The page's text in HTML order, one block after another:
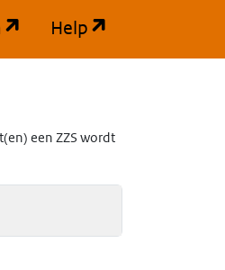
(opent in een nieuw
Help
een ZZS wordt